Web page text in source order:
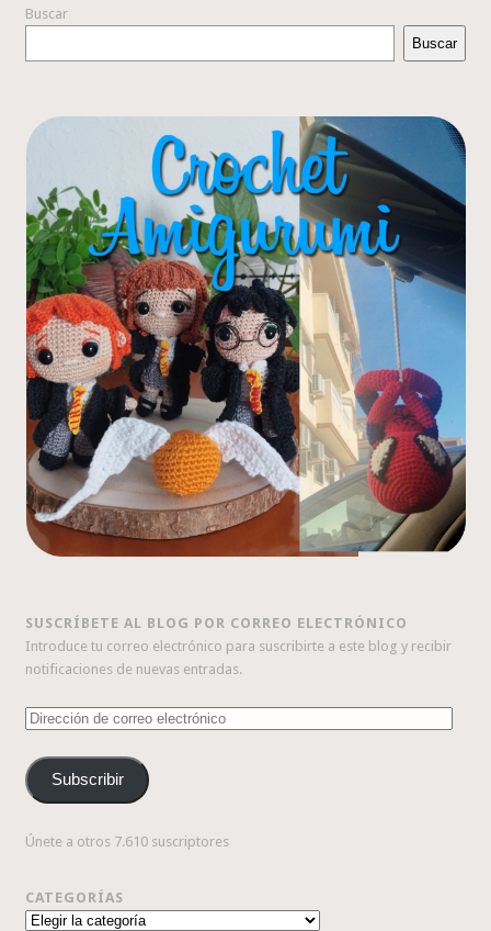
Buscar
Buscar
SUSCRÍBETE AL BLOG POR CORREO ELECTRÓNICO
Introduce tu correo electrónico para suscribirte a este blog y recibir
notificaciones de nuevas entradas.
Dirección
correo
electrónico
Subscribir
Únete a otros 7.610 suscriptores
CATEGORÍAS
Categorías